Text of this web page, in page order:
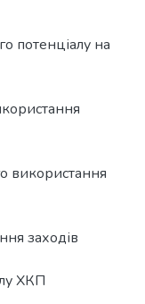
потенціалу на
використання
заходів
ХКП